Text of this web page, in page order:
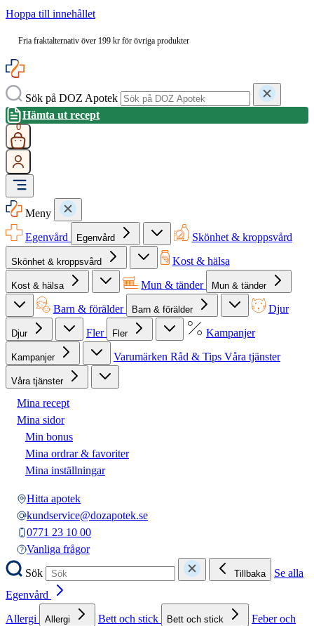
Hoppa till innehållet
Fria fraktalternativ över 199 kr för övriga produkter
Sök på DOZ Apotek
Hämta ut recept
0
Meny
Egenvård
Egenvård Skönhet & kroppsvård
Skönhet & kroppsvård Kost & hälsa
Kost & hälsa Mun & tänder Mun & tänder
Barn & förälder Barn & förälder Djur
Djur Fler Fler Kampanjer
Kampanjer Varumärken Råd & Tips Våra tjänster
Våra tjänster
Mina recept
Mina sidor
Min bonus
Mina ordrar & favoriter
Mina inställningar
Hitta apotek
kundservice@dozapotek.se
0771 23 10 00
Vanliga frågor
Sök
Tillbaka
Se alla
Egenvård
Allergi
Allergi Bett och stick Bett och stick
Feber och